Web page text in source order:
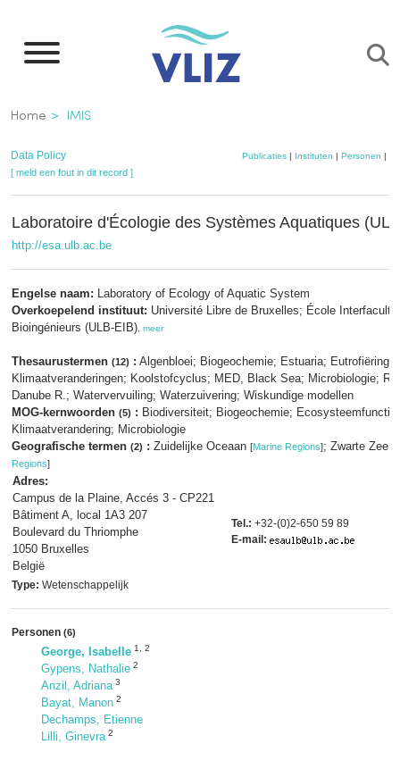
naar
inhoud
gaan
Kruimelpad
Home IMIS
Data Policy Publicaties | Instituten | Personen |
[ meld een fout in dit record ]
Laboratoire d'Écologie des Systèmes Aquatiques
http://esa.ulb.ac.be
Engelse naam: Laboratory of Ecology of Aquatic System
Overkoepelend instituut: Université Libre de Bruxelles; École
Bioingénieurs (ULB-EIB) meer
Thesaurustermen (12) : Algenbloei; Biogeochemie; Estuaria; Eutrofiëring;
Klimaatveranderingen; Koolstofcyclus; MED, Black Sea; Microbiologie;
Danube R.; Watervervuiling; Waterzuivering; Wiskundige modellen
MOG-kernwoorden (5) : Biodiversiteit; Biogeochemie;
Klimaatverandering; Microbiologie
Geografische termen (2) : Zuidelijke Oceaan [Marine Regions]; Zwarte Zee
Regions]
Adres:
Campus de la Plaine, Accés 3 - CP221
Bâtiment A, local 1A3 207
Boulevard du Thriomphe
1050 Bruxelles
België
Tel.: +32-(0)2-650 59 89
E-mail:
Type: Wetenschappelijk
Personen (6)
George, Isabelle 1 2
Gypens, Nathalie 2
Anzil, Adriana 3
Bayat, Manon 2
Dechamps, Etienne
Lilli, Ginevra 2